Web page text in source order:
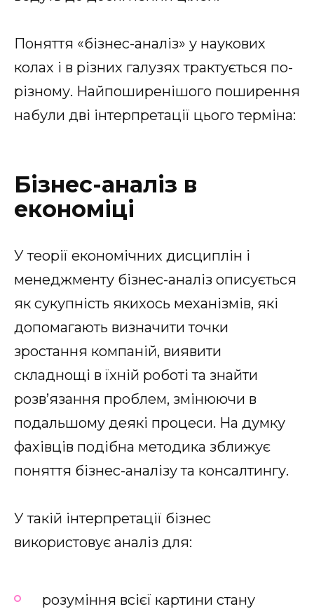
Поняття «бізнес-аналіз» у наукових
колах і в різних галузях трактується по-
різному. Найпоширенішого поширення
набули дві інтерпретації цього терміна:
Бізнес-аналіз в
економіці
У теорії економічних дисциплін і
менеджменту бізнес-аналіз описується
як сукупність якихось механізмів, які
допомагають визначити точки
зростання компаній, виявити
складнощі в їхній роботі та знайти
розв’язання проблем, змінюючи в
подальшому деякі процеси. На думку
фахівців подібна методика зближує
поняття бізнес-аналізу та консалтингу.
У такій інтерпретації бізнес
використовує аналіз для:
розуміння всієї картини стану